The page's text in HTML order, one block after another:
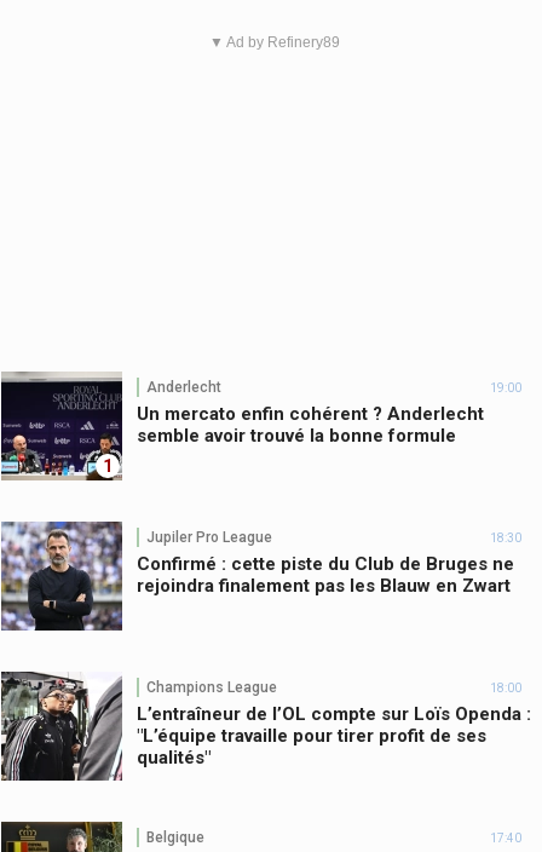
▼ Ad by Refinery89
1
Anderlecht 19:00
Un mercato enfin cohérent ? Anderlecht
semble avoir trouvé la bonne formule
Jupiler Pro League 18:30
Confirmé : cette piste du Club de Bruges ne
rejoindra finalement pas les Blauw en Zwart
Champions League 18:00
L’entraîneur de l’OL compte sur Loïs Openda :
"L’équipe travaille pour tirer profit de ses
qualités"
Belgique 17:40